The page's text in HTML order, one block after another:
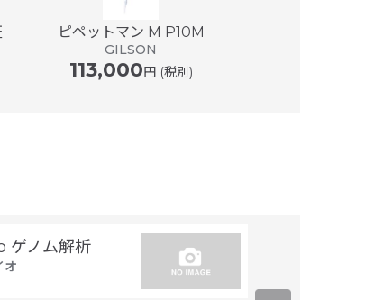
ピペットマン M P10M
GILSON
113,000円 (税別)
ゲノム解析
オ
タカラバイオ